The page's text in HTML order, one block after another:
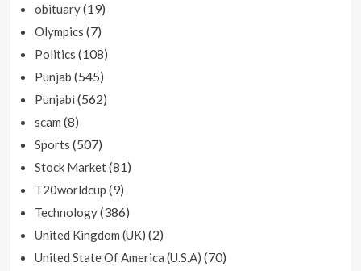
obituary(19)
Olympics (7)
Politics (108)
Punjab (545)
Punjabi (562)
scam (8)
Sports (507)
Stock Market(81)
T20worldcup (9)
Technology(386)
United Kingdom (UK) (2)
United State Of America (U.S.A) (70)